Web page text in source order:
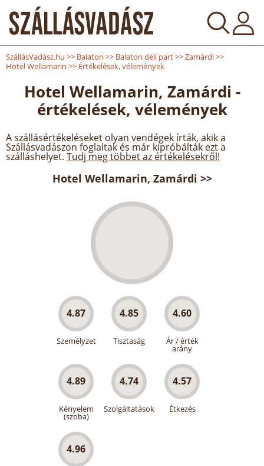
SzállásVadász.hu >> Balaton >> Balaton déli part>>Zamárdi>>
Hotel Wellamarin >> Értékelések, vélemények
Hotel Wellamarin, Zamárdi -
értékelések, vélemények
A szállásértékeléseket olyan vendégek írták, akik a
Szállásvadászon foglaltak és már kipróbálták ezt a
szálláshelyet. Tudj meg többet az értékelésekről!
Hotel Wellamarin, Zamárdi >>
4.87
Személyzet
4.85
Tisztaság
4.60
Ár / érték
arány
4.89
Kényelem
(szoba)
4.74
Szolgáltatások
4.57
Étkezés
4.96